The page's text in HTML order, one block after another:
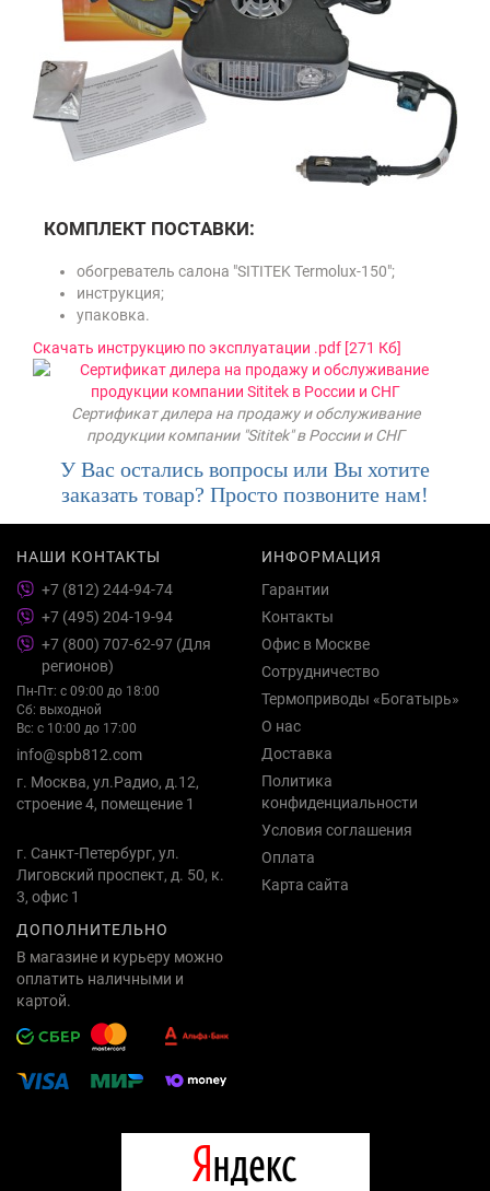
КОМПЛЕКТ ПОСТАВКИ:
обогреватель салона "SITITEK Termolux-150";
инструкция;
упаковка.
Скачать инструкцию по эксплуатации .pdf [271 Кб]
Сертификат дилера на продажу и обслуживание
продукции компании "Sititek" в России и СНГ
У Вас остались вопросы или Вы хотите
заказать товар? Просто позвоните нам!
НАШИ КОНТАКТЫ
+7 (812) 244-94-74
+7 (495) 204-19-94
+7 (800) 707-62-97 (Для
регионов)
Пн-Пт: с 09:00 до 18:00
Сб: выходной
Вс: с 10:00 до 17:00
info@spb812.com
г. Москва, ул.Радио, д.12,
строение 4, помещение 1
г. Санкт-Петербург, ул.
Лиговский проспект, д. 50, к.
3, офис 1
ИНФОРМАЦИЯ
Гарантии
Контакты
Офис в Москве
Сотрудничество
Термоприводы «Богатырь»
О нас
Доставка
Политика
конфиденциальности
Условия соглашения
Оплата
Карта сайта
ДОПОЛНИТЕЛЬНО
В магазине и курьеру можно
оплатить наличными и
картой.